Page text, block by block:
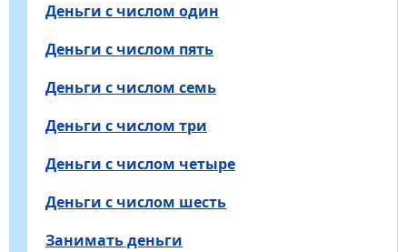
Деньги с числом один
Деньги с числом пять
Деньги с числом семь
Деньги с числом три
Деньги с числом четыре
Деньги с числом шесть
Занимать деньги